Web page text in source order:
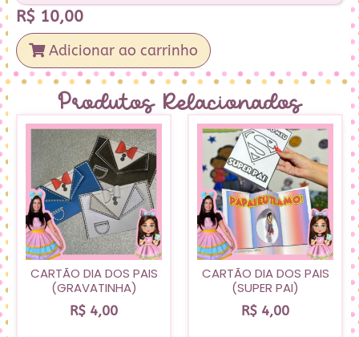
R$ 10,00
Adicionar ao carrinho
Produtos Relacionados
CARTÃO DIA DOS PAIS
(GRAVATINHA)
R$ 4,00
CARTÃO DIA DOS PAIS
(SUPER PAI)
R$ 4,00